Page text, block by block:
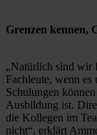
Grenzen kennen,
„Natürlich sind wir
Fachleute, wenn
Schulungen
Ausbildung ist.
die Kollegen im
nicht“, erklärt